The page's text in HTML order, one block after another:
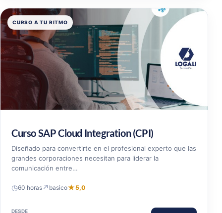
CURSO A TU RITMO
Curso SAP Cloud Integration (CPI)
Diseñado para convertirte en el profesional experto que las
grandes corporaciones necesitan para liderar la
comunicación entre…
◷60 horas ↗ basico★5,0
DESDE